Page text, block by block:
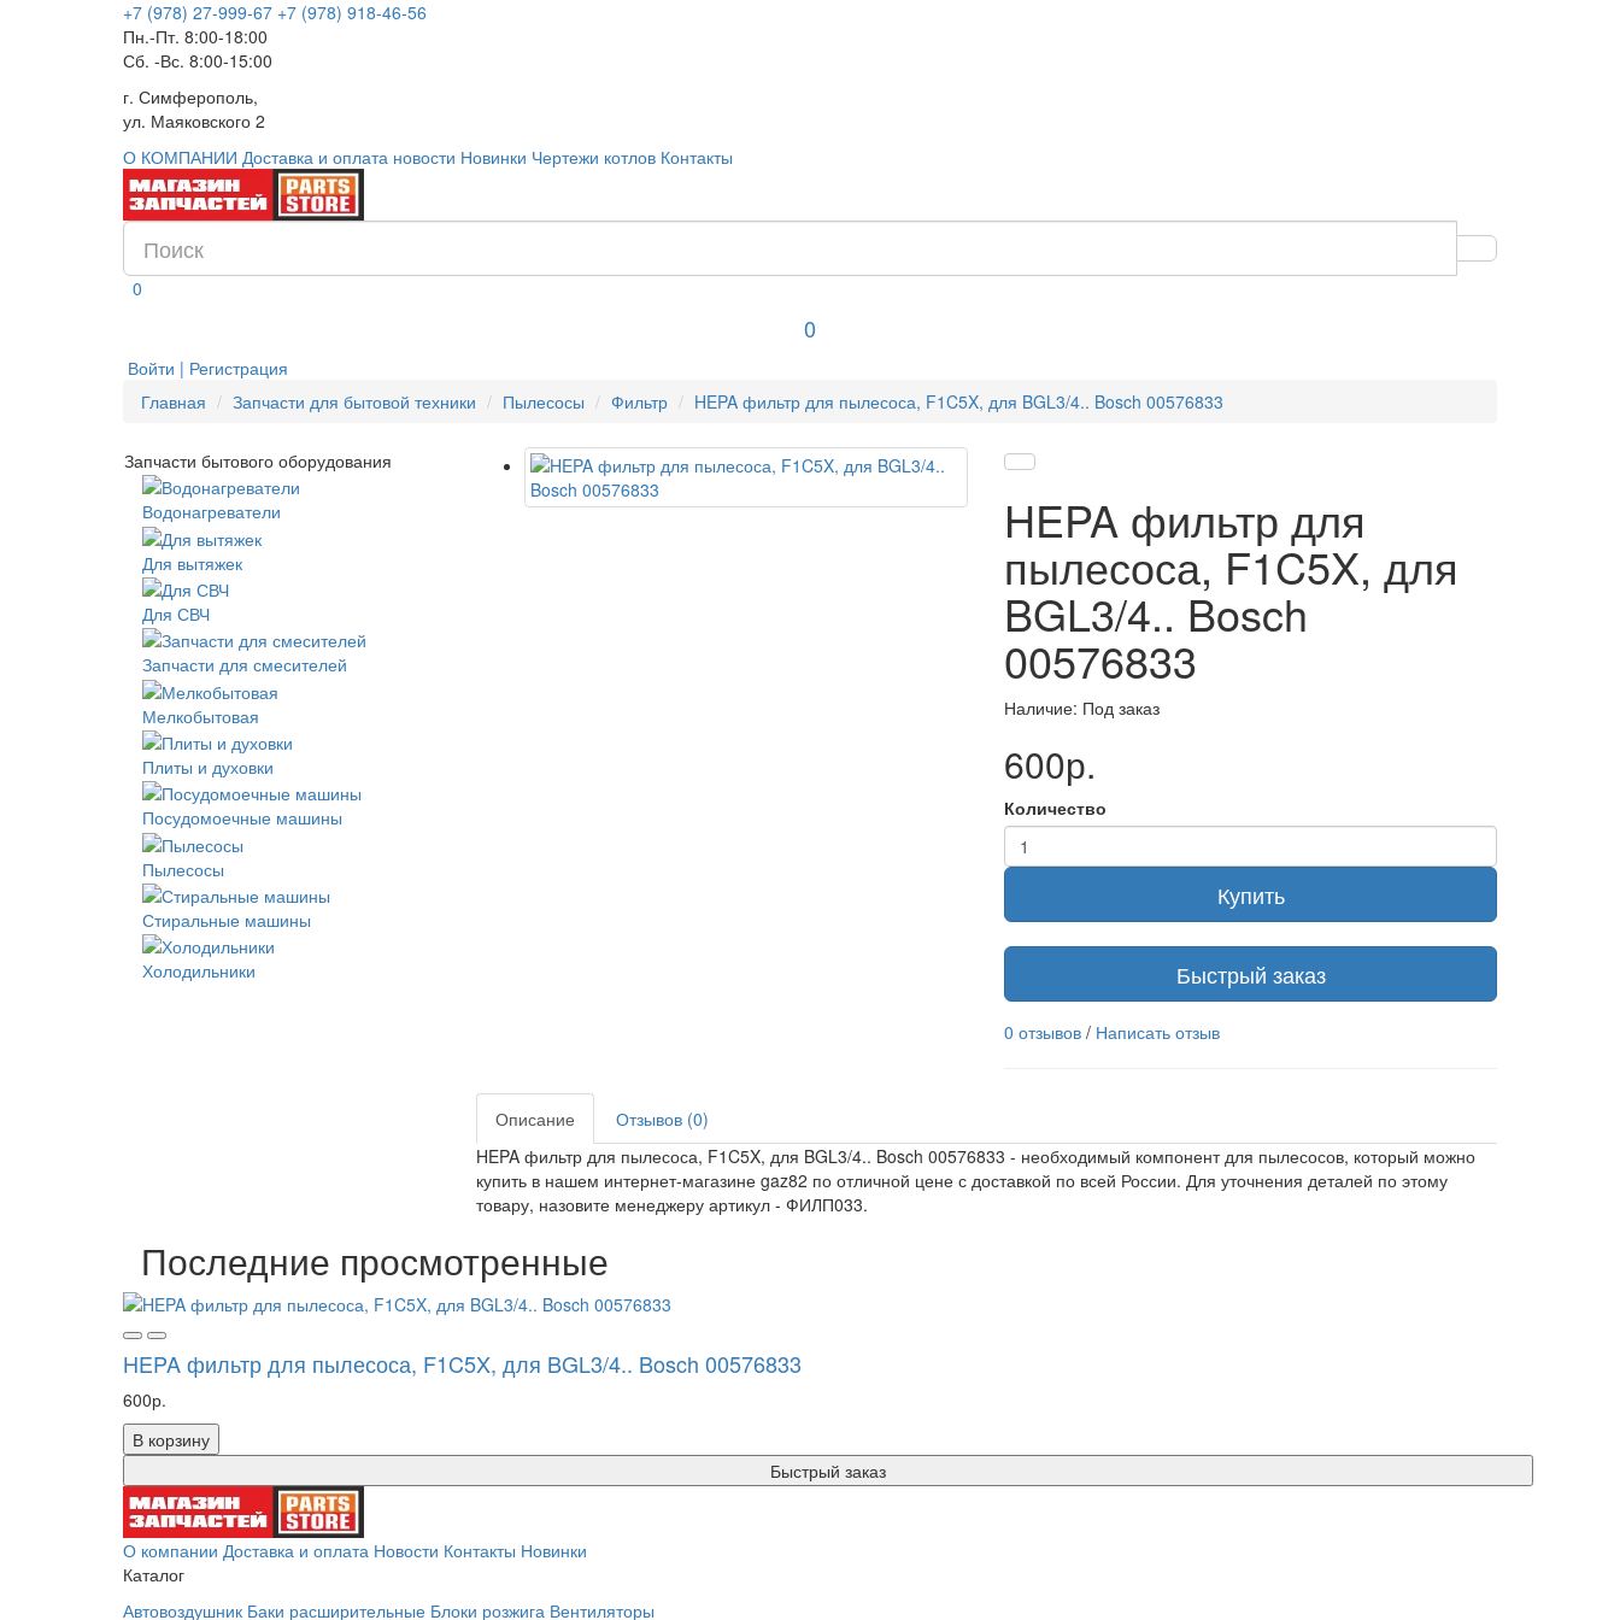
+7 (978) 27-999-67 +7 (978) 918-46-56
Пн.-Пт. 8:00-18:00
Сб. -Вс. 8:00-15:00
г. Симферополь,
ул. Маяковского 2
О КОМПАНИИ Доставка и оплата новости Новинки Чертежи котлов Контакты
0
0
Войти | Регистрация
Главная
Запчасти для бытовой техники Пылесосы Фильтр HEPA фильтр для пылесоса, F1C5X, для BGL3/4.. Bosch 00576833
Запчасти бытового оборудования
Водонагреватели
Для вытяжек
Для СВЧ
Запчасти для смесителей
Мелкобытовая
Плиты и духовки
Посудомоечные машины
Пылесосы
Стиральные машины
Холодильники
HEPA фильтр для
пылесоса, F1C5X, для
BGL3/4.. Bosch
00576833
Наличие: Под заказ
600р.
Количество
Купить
Быстрый заказ
0 отзывов / Написать отзыв
Описание
Отзывов (0)
HEPA фильтр для пылесоса, F1C5X, для BGL3/4.. Bosch 00576833 - необходимый компонент для пылесосов, который можно
купить в нашем интернет-магазине gaz82 по отличной цене с доставкой по всей России. Для уточнения деталей по этому
товару, назовите менеджеру артикул - ФИЛП033.
Последние просмотренные
HEPA фильтр для пылесоса, F1C5X, для BGL3/4.. Bosch 00576833
600р.
В корзину
Быстрый заказ
О компании Доставка и оплата Новости Контакты Новинки
Каталог
Автовоздушник Баки расширительные Блоки розжига Вентиляторы